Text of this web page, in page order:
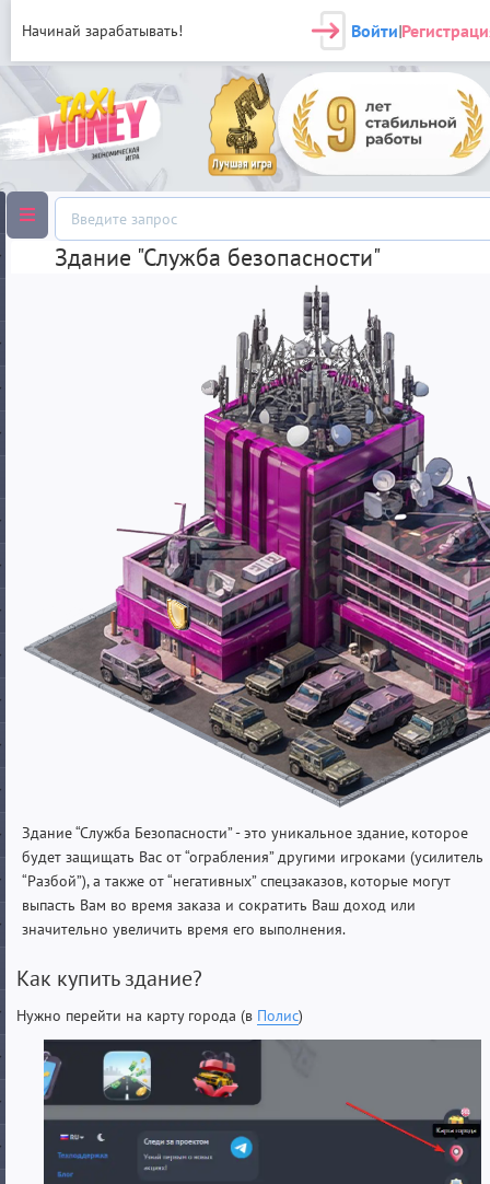
Начинай зарабатывать! Войти|
Здание "Служба безопасности"
Здание “Служба Безопасности” - это уникальное здание, которое
будет защищать Вас от “ограбления” другими игроками (усилитель
“Разбой”), а также от “негативных” спецзаказов, которые могут
выпасть Вам во время заказа и сократить Ваш доход или
значительно увеличить время его выполнения.
Как купить здание?
Нужно перейти на карту города (в Полис)